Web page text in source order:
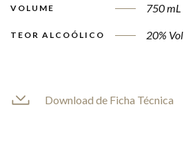
VOLUME 750 mL
TEOR ALCOÓLICO 20% Vol
Download de Ficha Técnica